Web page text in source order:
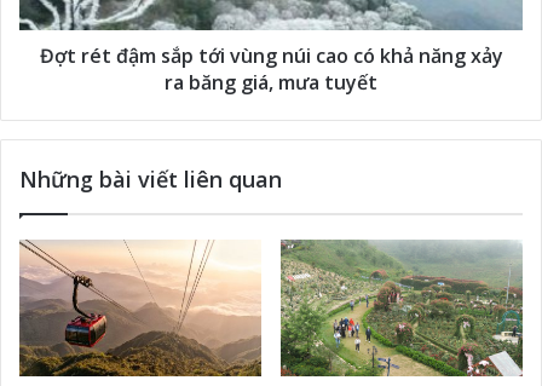
Đợt rét đậm sắp tới vùng núi cao có khả năng xảy
ra băng giá, mưa tuyết
Những bài viết liên quan